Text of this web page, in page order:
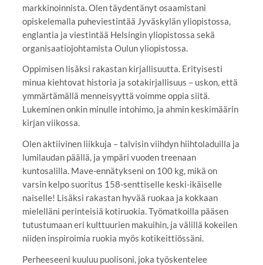
markkinoinnista. Olen täydentänyt osaamistani
opiskelemalla puheviestintää Jyväskylän yliopistossa,
englantia ja viestintää Helsingin yliopistossa sekä
organisaatiojohtamista Oulun yliopistossa.
Oppimisen lisäksi rakastan kirjallisuutta. Erityisesti
minua kiehtovat historia ja sotakirjallisuus – uskon, että
ymmärtämällä menneisyyttä voimme oppia siitä.
Lukeminen onkin minulle intohimo, ja ahmin keskimäärin
kirjan viikossa.
Olen aktiivinen liikkuja – talvisin viihdyn hiihtoladuilla ja
lumilaudan päällä, ja ympäri vuoden treenaan
kuntosalilla. Mave-ennätykseni on 100 kg, mikä on
varsin kelpo suoritus 158-senttiselle keski-ikäiselle
naiselle! Lisäksi rakastan hyvää ruokaa ja kokkaan
mielelläni perinteisiä kotiruokia. Työmatkoilla pääsen
tutustumaan eri kulttuurien makuihin, ja välillä kokeilen
niiden inspiroimia ruokia myös kotikeittiössäni.
Perheeseeni kuuluu puolisoni, joka työskentelee